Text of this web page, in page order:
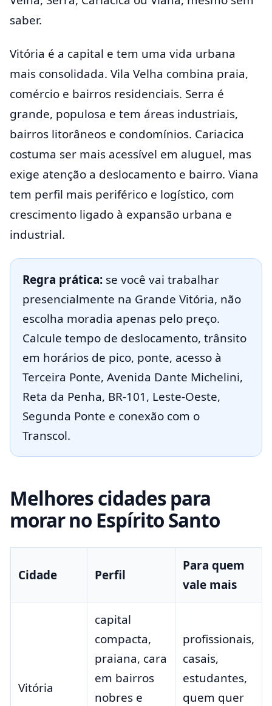
saber.
Vitória é a capital e tem uma vida urbana
mais consolidada. Vila Velha combina praia,
comércio e bairros residenciais. Serra é
grande, populosa e tem áreas industriais,
bairros litorâneos e condomínios. Cariacica
costuma ser mais acessível em aluguel, mas
exige atenção a deslocamento e bairro. Viana
tem perfil mais periférico e logístico, com
crescimento ligado à expansão urbana e
industrial.
Regra prática: se você vai trabalhar
presencialmente na Grande Vitória, não
escolha moradia apenas pelo preço.
Calcule tempo de deslocamento, trânsito
em horários de pico, ponte, acesso à
Terceira Ponte, Avenida Dante Michelini,
Reta da Penha, BR-101, Leste-Oeste,
Segunda Ponte e conexão com o
Transcol.
Melhores cidades para
morar no Espírito Santo
Cidade Perfil
Para quem
vale mais
Vitória
capital
compacta,
praiana, cara
em bairros
nobres e
profissionais,
casais,
estudantes,
quem quer